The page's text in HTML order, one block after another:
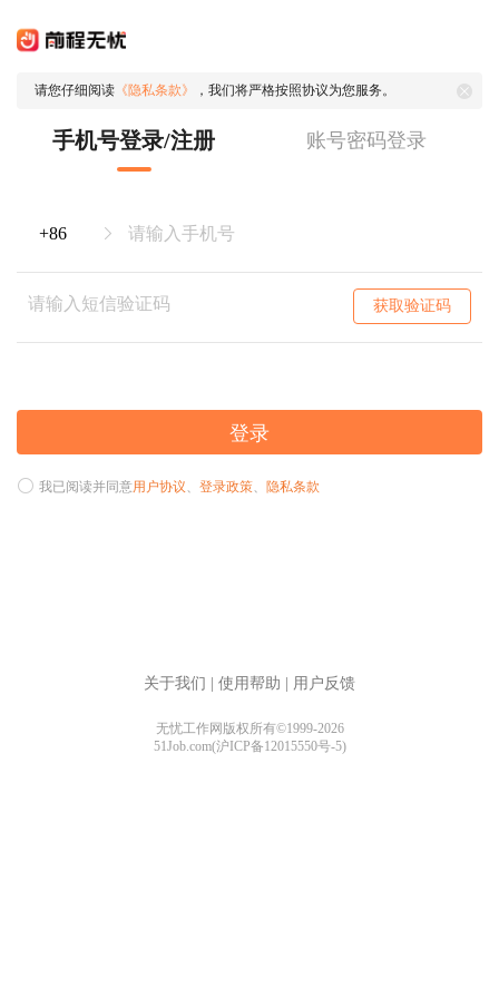
请您仔细阅读 《隐私条款》 ，我们将严格按照协议为您服务。
手机号登录/注册 账号密码登录
获取验证码
登录
我已阅读并同意用户协议、 登录政策、 隐私条款
关于我们 使用帮助 用户反馈
无忧工作网版权所有©1999-2026
51Job.com(沪ICP备12015550号-5)